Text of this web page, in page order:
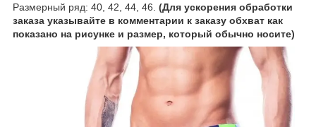
Размерный ряд: 40, 42, 44, 46. (Для ускорения обработки
заказа указывайте в комментарии к заказу обхват как
показано на рисунке и размер, который обычно носите)